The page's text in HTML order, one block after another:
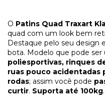
O Patins Quad Traxart
quad com um look bem
Destaque pelo seu design
bota. Modelo que pode ser
poliesportivas, rinques
ruas pouco acidentadas
rodas; assim você pode
curtir. Suporta até 100kg.